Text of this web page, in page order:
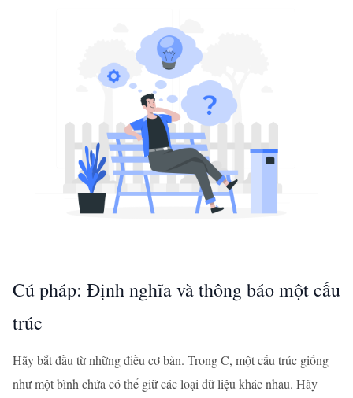
Cú pháp: Định nghĩa và thông báo một cấu
trúc
Hãy bắt đầu từ những điều cơ bản. Trong C, một cấu trúc giống
như một bình chứa có thể giữ các loại dữ liệu khác nhau. Hãy